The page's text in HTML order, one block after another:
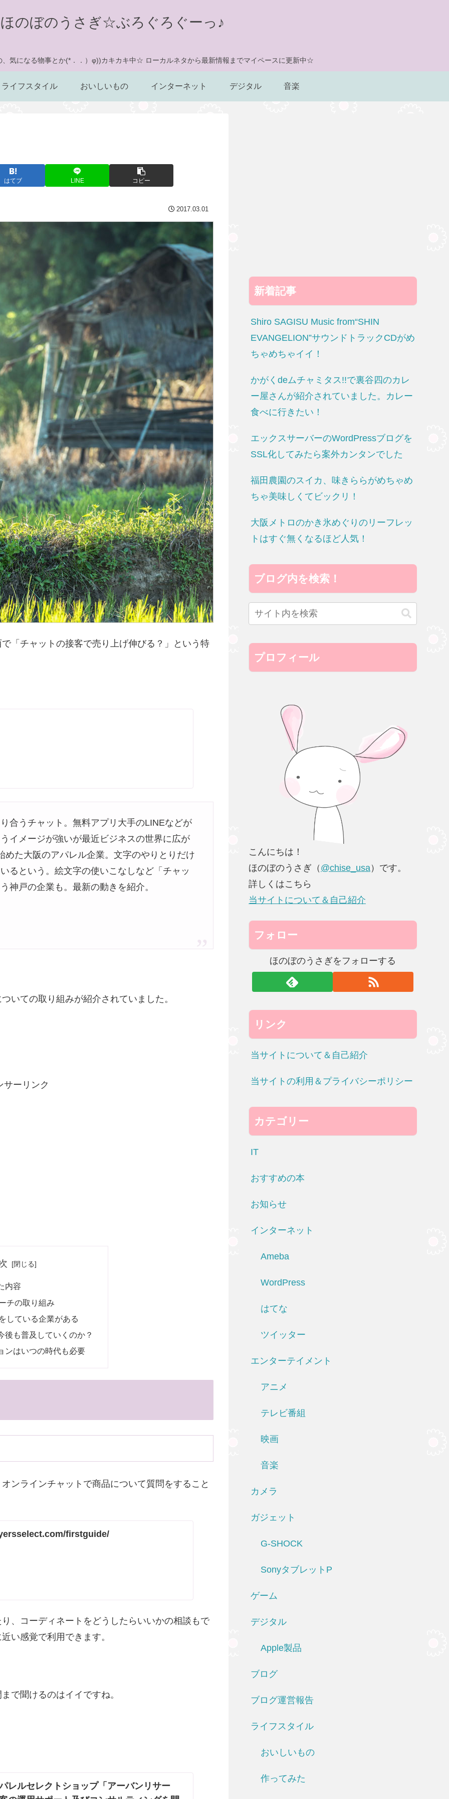
ほのぼのうさぎ☆ぶろぐろぐーっ♪
、気になる物事とか(*．．）φ))カキカキ中☆ ローカルネタから最新情報までマイペースに更新中☆
ライフスタイル おいしいもの インターネット デジタル 音楽
はてブ LINE コピー
2017.03.01
「チャットの接客で売り上げ伸びる？」という特
合うチャット。無料アプリ大手のLINEなどが
イメージが強いが最近ビジネスの世界に広が
た大阪のアパレル企業。文字のやりとりだけ
るという。絵文字の使いこなしなど「チャッ
神戸の企業も。最新の動きを紹介。
いての取り組みが紹介されていました。
サーリンク
内容
チの取り組み
している企業がある
後も普及していくのか？
ンはいつの時代も必要
ンラインチャットで商品について質問をすること
firstguide/
、コーディネートをどうしたらいいかの相談もで
い感覚で利用できます。
で聞けるのはイイですね。
レルセレクトショップ「アーバンリサー
新着記事
Shiro SAGISU Music from“SHIN
EVANGELION”サウンドトラックCDがめ
ちゃめちゃイイ！
かがくdeムチャミタス!!で裏谷四のカレ
ー屋さんが紹介されていました。カレー
食べに行きたい！
エックスサーバーのWordPressブログを
SSL化してみたら案外カンタンでした
福田農園のスイカ、味きららがめちゃめ
ちゃ美味しくてビックリ！
大阪メトロのかき氷めぐりのリーフレッ
トはすぐ無くなるほど人気！
ブログ内を検索！
プロフィール
こんにちは！
ほのぼのうさぎ（ @chise_usa）です。
詳しくはこちら
当サイトについて＆自己紹介
フォロー
ほのぼのうさぎをフォローする
リンク
当サイトについて＆自己紹介
当サイトの利用＆プライバシーポリシー
カテゴリー
IT
おすすめの本
お知らせ
インターネット
Ameba
WordPress
はてな
ツイッター
エンターテイメント
アニメ
テレビ番組
映画
音楽
カメラ
ガジェット
G-SHOCK
SonyタブレットP
ゲーム
デジタル
Apple製品
ブログ
ブログ運営報告
ライフスタイル
おいしいもの
作ってみた